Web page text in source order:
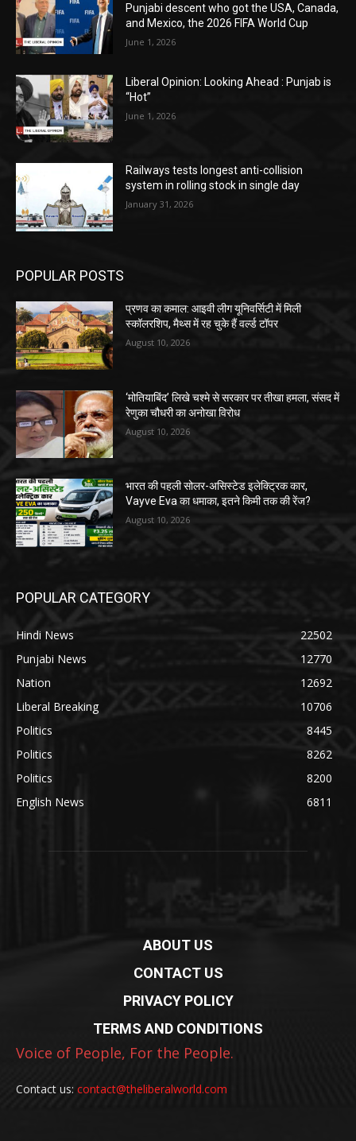
Punjabi descent who got the USA, Canada,
and Mexico, the 2026 FIFA World Cup
June 1, 2026
Liberal Opinion: Looking Ahead : Punjab is
“Hot”
June 1, 2026
Railways tests longest anti-collision
system in rolling stock in single day
January 31, 2026
POPULAR POSTS
प्रणव का कमाल: आइवी लीग यूनिवर्सिटी में मिली
स्कॉलरशिप, मैथ्स में रह चुके हैं वर्ल्ड टॉपर
August 10, 2026
‘मोतियाबिंद’ लिखे चश्मे से सरकार पर तीखा हमला, संसद में
रेणुका चौधरी का अनोखा विरोध
August 10, 2026
भारत की पहली सोलर-असिस्टेड इलेक्ट्रिक कार,
Vayve Eva का धमाका, इतने किमी तक की रेंज?
August 10, 2026
POPULAR CATEGORY
Hindi News
22502
Punjabi News
12770
Nation
12692
Liberal Breaking
10706
Politics
8445
Politics
8262
Politics
8200
English News
6811
ABOUT US
CONTACT US
PRIVACY POLICY
TERMS AND CONDITIONS
Voice of People, For the People.
Contact us: contact@theliberalworld.com